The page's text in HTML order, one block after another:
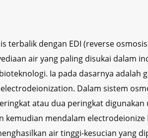
terbalik dengan EDI (reverse
air yang paling disukai dalam
Ia pada dasarnya adalah
Dalam sistem
atau dua peringkat digunakan
kemudian mendalam electrodeionize
air tinggi-kesucian yang